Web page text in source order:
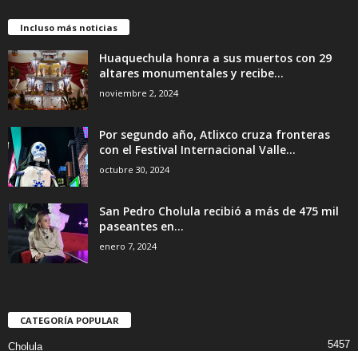
Incluso más noticias
Huaquechula honra a sus muertos con 29
altares monumentales y recibe...
noviembre 2, 2024
Por segundo año, Atlixco cruza fronteras
con el Festival Internacional Valle...
octubre 30, 2024
San Pedro Cholula recibió a más de 475 mil
paseantes en...
enero 7, 2024
CATEGORÍA POPULAR
Cholula 5457